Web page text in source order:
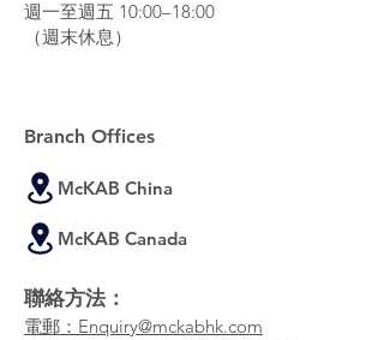
週一至週五 10:00–18:00
（週末休息）
Branch Offices
McKAB China
McKAB Canada
聯絡方法：
電郵：Enquiry@mckabhk.com